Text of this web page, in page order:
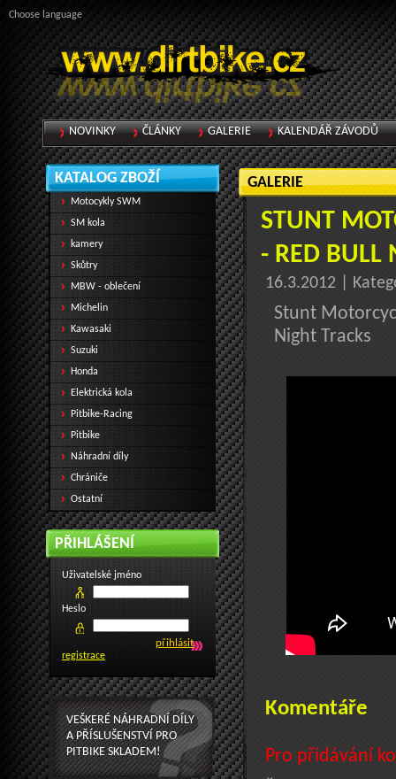
GALERIE
STUNT
- RED BULL
16.3.2012 |
Stunt
Night Tracks
Komentáře
Pro přidávání
KATALOG ZBOŽÍ
Motocykly SWM
SM kola
kamery
Skůtry
MBW - oblečení
Michelin
Kawasaki
Suzuki
Honda
Elektrická kola
Pitbike-Racing
Pitbike
Náhradní díly
Chrániče
Ostatní
PŘIHLÁŠENÍ
Uživatelské jméno
Heslo
registrace
VEŠKERÉ NÁHRADNÍ DÍLY
A PŘÍSLUŠENSTVÍ PRO
PITBIKE SKLADEM!
NOVINKY ČLÁNKY GALERIE KALENDÁŘ ZÁVODŮ
Choose language